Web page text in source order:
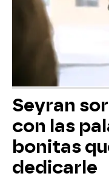
Seyran
con las
bonitas
dedicarle